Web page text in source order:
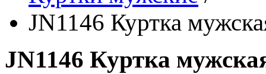
JN1146 Куртка
JN1146 Куртка